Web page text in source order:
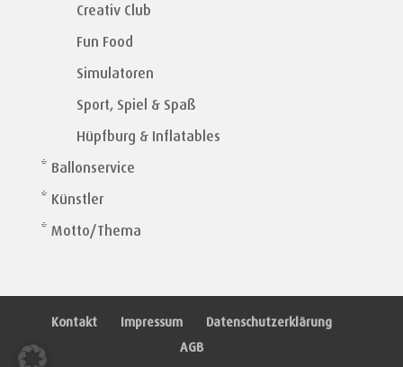
Creativ Club
Fun Food
Simulatoren
Sport, Spiel & Spaß
Hüpfburg & Inflatables
* Ballonservice
* Künstler
* Motto/Thema
Kontakt Impressum
Datenschutzerklärung
AGB